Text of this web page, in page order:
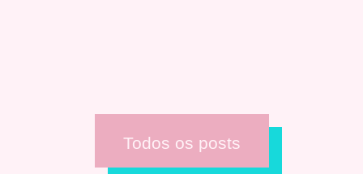
Todos os posts